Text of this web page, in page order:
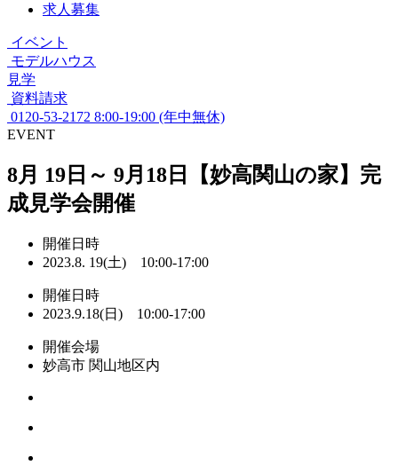
求人募集
イベント
モデルハウス
見学
資料請求
0120-53-2172 8:00-19:00 (年中無休)
EVENT
8月 19日～ 9月18日【妙高関山の家】完
成見学会開催
開催日時
2023.8. 19(土) 10:00-17:00
開催日時
2023.9.18(日) 10:00-17:00
開催会場
妙高市 関山地区内